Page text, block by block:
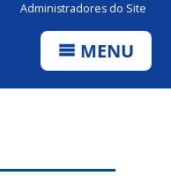
Administradores do Site
MENU